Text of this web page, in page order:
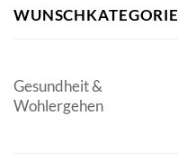
WUNSCHKATEGORIE
Gesundheit &
Wohlergehen